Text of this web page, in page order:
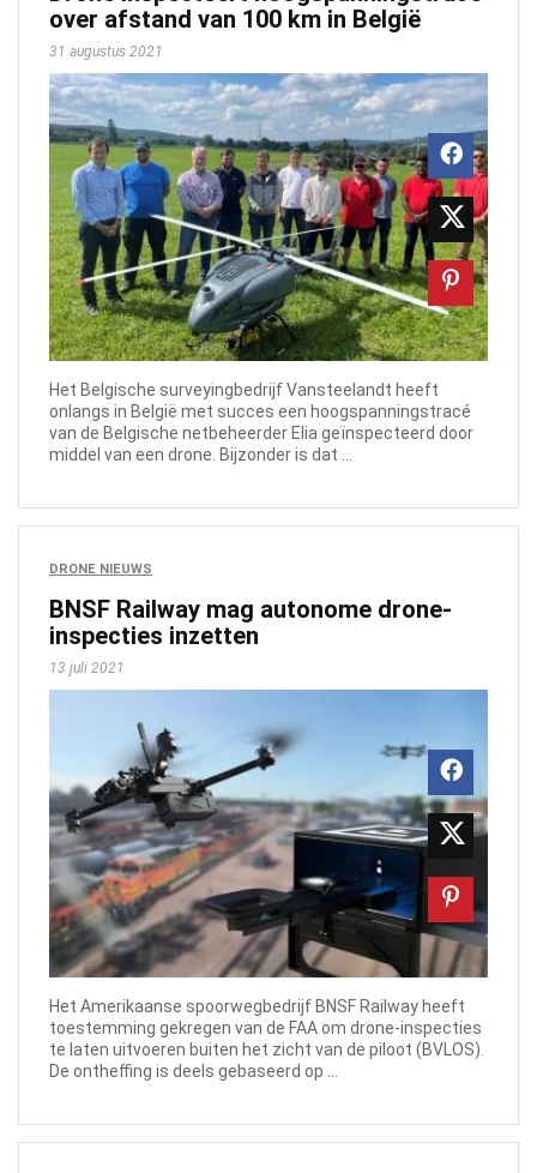
over afstand van 100 km in België
31 augustus 2021
Het Belgische surveyingbedrijf Vansteelandt heeft
onlangs in België met succes een hoogspanningstracé
van de Belgische netbeheerder Elia geïnspecteerd door
middel van een drone. Bijzonder is dat ...
DRONE NIEUWS
BNSF Railway mag autonome drone-
inspecties inzetten
13 juli 2021
Het Amerikaanse spoorwegbedrijf BNSF Railway heeft
toestemming gekregen van de FAA om drone-inspecties
te laten uitvoeren buiten het zicht van de piloot (BVLOS).
De ontheffing is deels gebaseerd op ...